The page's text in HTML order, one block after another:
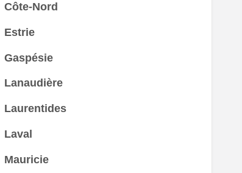
Côte-Nord
Estrie
Gaspésie
Lanaudière
Laurentides
Laval
Mauricie